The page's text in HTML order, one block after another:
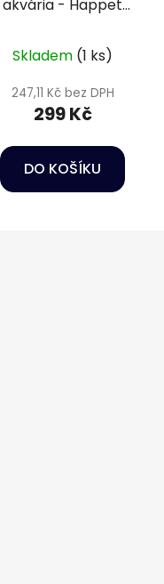
akvária - Happet
Skladem (1 ks)
247,11 Kč bez DPH
299 Kč
DO KOŠÍKU